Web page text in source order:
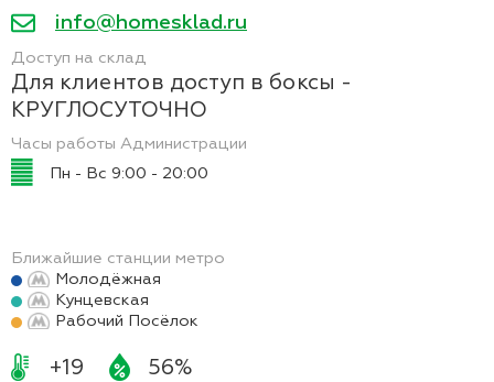
info@homesklad.ru
Доступ на склад
Для клиентов доступ в боксы -
КРУГЛОСУТОЧНО
Часы работы Администрации
Пн - Вс 9:00 - 20:00
Ближайшие станции метро
Молодёжная
Кунцевская
Рабочий Посёлок
+19 56%